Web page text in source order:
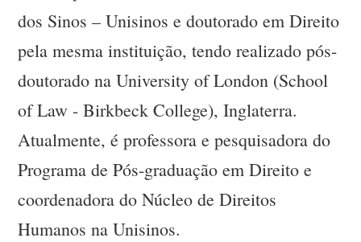
dos Sinos – Unisinos e doutorado em Direito
pela mesma instituição, tendo realizado pós-
doutorado na University of London (School
of Law - Birkbeck College), Inglaterra.
Atualmente, é professora e pesquisadora do
Programa de Pós-graduação em Direito e
coordenadora do Núcleo de Direitos
Humanos na Unisinos.